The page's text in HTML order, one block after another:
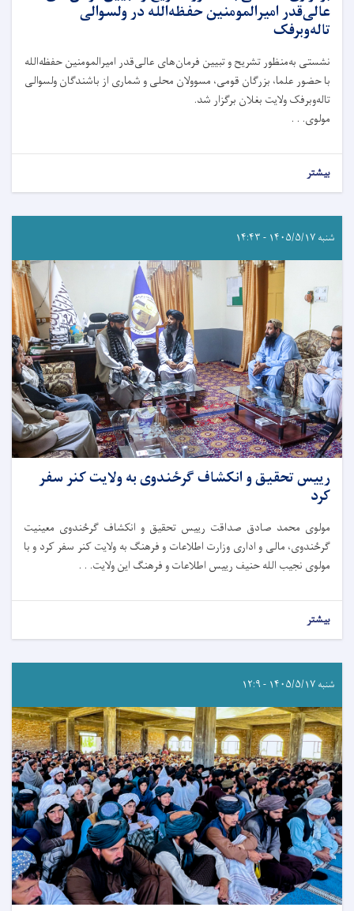
عالی‌قدر امیرالمومنین حفظه‌الله در ولسوالی
تاله‌و‌برفک
نشستی به‌منظور تشریح و تبیین فرمان‌های عالی‌قدر امیرالمومنین حفظه‌الله
با حضور علما، بزرگان قومی، مسوولان محلی و شماری از باشندگان ولسوالی
تاله‌و‌برفک ولایت بغلان برگزار شد.
مولوی. . .
بیشتر
شنبه ۱۴۰۵/۵/۱۷ - ۱۴:۴۳
رییس تحقیق و انکشاف گرځندوی به ولایت کنر سفر
کرد
مولوی محمد صادق صداقت رییس تحقیق و انکشاف گرځندوی معینیت
گرځندوی، مالی و اداری وزارت اطلاعات و فرهنگ به ولایت کنر سفر کرد و با
مولوی نجیب الله حنیف رییس اطلاعات و فرهنگ این ولایت. . .
بیشتر
شنبه ۱۴۰۵/۵/۱۷ - ۱۲:۹